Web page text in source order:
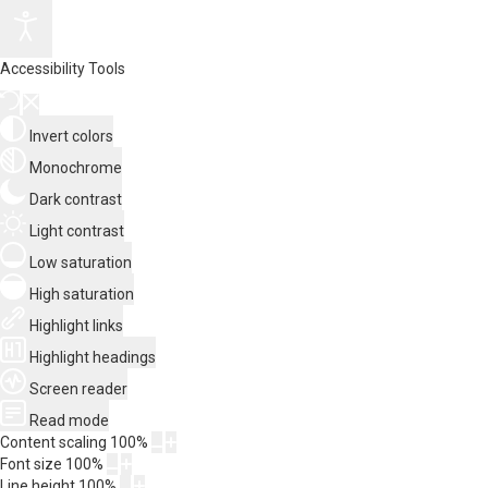
Accessibility Tools
Invert colors
Monochrome
Dark contrast
Light contrast
Low saturation
High saturation
Highlight links
Highlight headings
Screen reader
Read mode
Content scaling 100%
Font size 100%